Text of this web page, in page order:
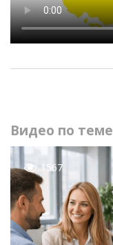
Видео по теме
1567